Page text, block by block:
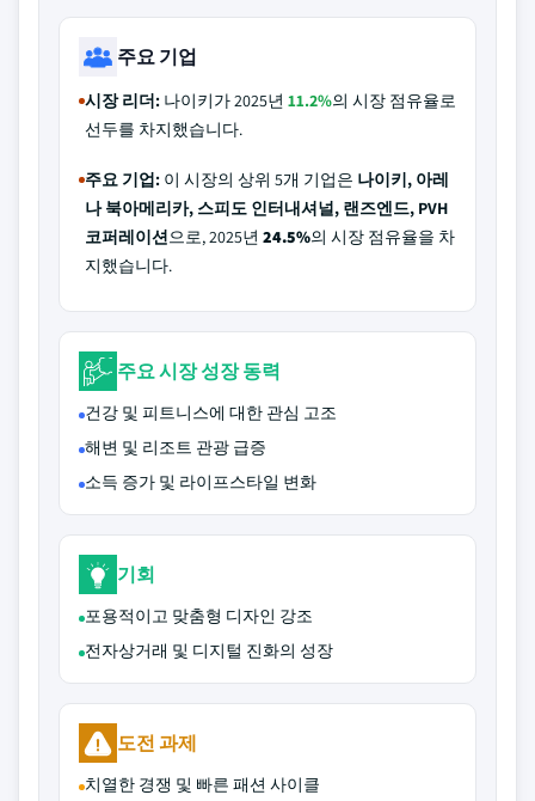
주요 기업
시장 리더: 나이키가 2025년 11.2%의 시장 점유율로
선두를 차지했습니다.
주요 기업: 이 시장의 상위 5개 기업은 나이키, 아레
나 북아메리카, 스피도 인터내셔널, 랜즈엔드, PVH
코퍼레이션으로, 2025년 24.5%의 시장 점유율을 차
지했습니다.
주요 시장 성장 동력
건강 및 피트니스에 대한 관심 고조
해변 및 리조트 관광 급증
소득 증가 및 라이프스타일 변화
기회
포용적이고 맞춤형 디자인 강조
전자상거래 및 디지털 진화의 성장
도전 과제
치열한 경쟁 및 빠른 패션 사이클